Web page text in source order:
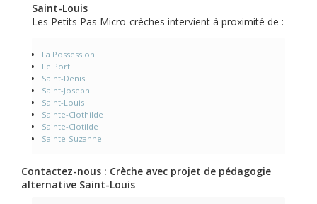
Saint-Louis
Les Petits Pas Micro-crèches intervient à proximité de :
La Possession
Le Port
Saint-Denis
Saint-Joseph
Saint-Louis
Sainte-Clothilde
Sainte-Clotilde
Sainte-Suzanne
Contactez-nous : Crèche avec projet de pédagogie
alternative Saint-Louis